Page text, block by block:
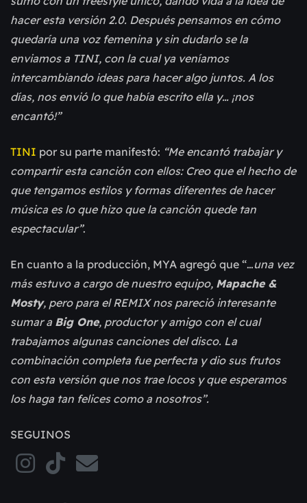
hacer esta versión 2.0. Después pensamos en cómo
quedaría una voz femenina y sin dudarlo se la
enviamos a TINI, con la cual ya veníamos
intercambiando ideas para hacer algo juntos. A los
días, nos envió lo que había escrito ella y… ¡nos
encantó!”
TINI por su parte manifestó: “Me encantó trabajar y
compartir esta canción con ellos: Creo que el hecho de
que tengamos estilos y formas diferentes de hacer
música es lo que hizo que la canción quede tan
espectacular”.
En cuanto a la producción, MYA agregó que “…una vez
más estuvo a cargo de nuestro equipo, Mapache &
Mosty, pero para el REMIX nos pareció interesante
sumar a Big One, productor y amigo con el cual
trabajamos algunas canciones del disco. La
combinación completa fue perfecta y dio sus frutos
con esta versión que nos trae locos y que esperamos
los haga tan felices como a nosotros”.
SEGUINOS